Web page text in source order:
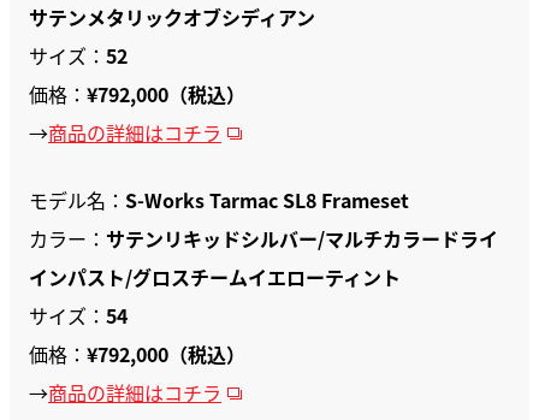
サテンメタリックオブシディアン
サイズ： 52
価格： ¥792,000（税込）
→商品の詳細はコチラ
モデル名： S-Works Tarmac SL8 Frameset
カラー： サテンリキッドシルバー/マルチカラードライ
インパスト/グロスチームイエローティント
サイズ： 54
価格： ¥792,000（税込）
→商品の詳細はコチラ